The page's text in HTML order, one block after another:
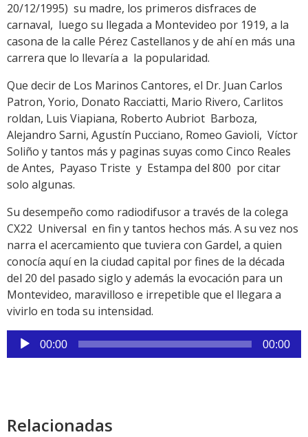
20/12/1995) su madre, los primeros disfraces de
carnaval, luego su llegada a Montevideo por 1919, a la
casona de la calle Pérez Castellanos y de ahí en más una
carrera que lo llevaría a la popularidad.
Que decir de Los Marinos Cantores, el Dr. Juan Carlos
Patron, Yorio, Donato Racciatti, Mario Rivero, Carlitos
roldan, Luis Viapiana, Roberto Aubriot Barboza,
Alejandro Sarni, Agustín Pucciano, Romeo Gavioli, Víctor
Soliño y tantos más y paginas suyas como Cinco Reales
de Antes, Payaso Triste y Estampa del 800 por citar
solo algunas.
Su desempeño como radiodifusor a través de la colega
CX22 Universal en fin y tantos hechos más. A su vez nos
narra el acercamiento que tuviera con Gardel, a quien
conocía aquí en la ciudad capital por fines de la década
del 20 del pasado siglo y además la evocación para un
Montevideo, maravilloso e irrepetible que el llegara a
vivirlo en toda su intensidad.
Reproductor
de
00:00 00:00
Relacionadas